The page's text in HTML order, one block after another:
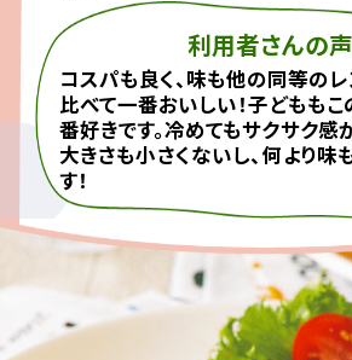
利用者さんの声
コスパも良く、味も他の同等の
比べて一番おいしい！子どもも
番好きです。冷めてもサクサク感
大きさも小さくないし、何より味
す！